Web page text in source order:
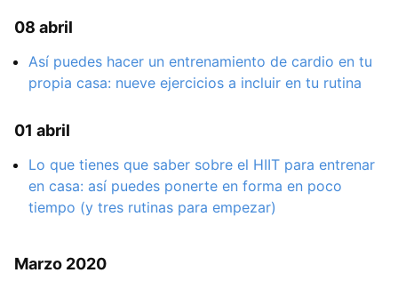
08 abril
Así puedes hacer un entrenamiento de cardio en tu
propia casa: nueve ejercicios a incluir en tu rutina
01 abril
Lo que tienes que saber sobre el HIIT para entrenar
en casa: así puedes ponerte en forma en poco
tiempo (y tres rutinas para empezar)
Marzo 2020